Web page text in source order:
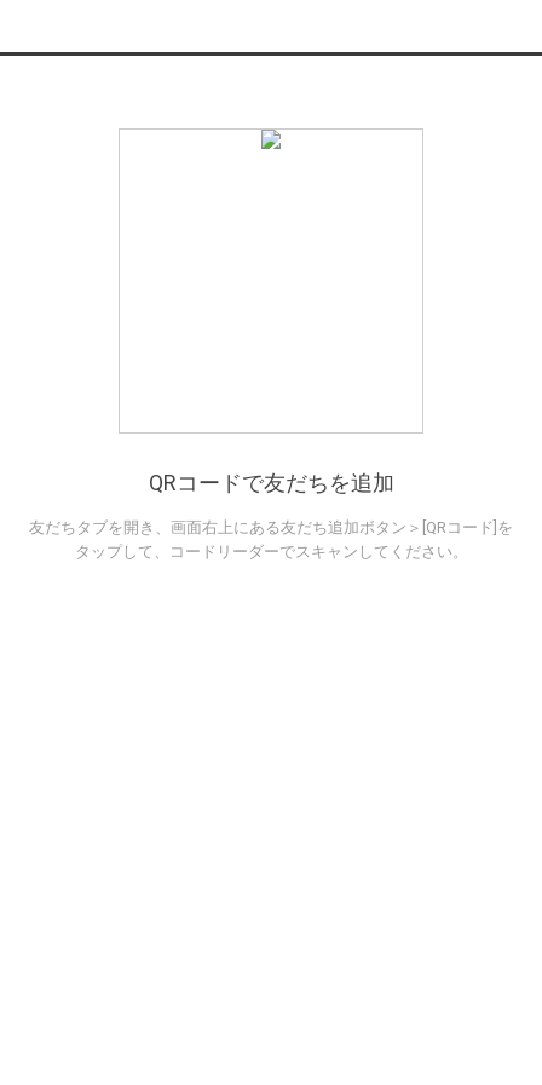
QRコードで友だちを追加
友だちタブを開き、画面右上にある友だち追加ボタン＞[QRコード]を
タップして、コードリーダーでスキャンしてください。